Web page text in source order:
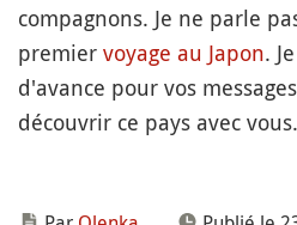
compagnons. Je ne parle
premier voyage au Japon.
d'avance pour vos
découvrir ce pays avec